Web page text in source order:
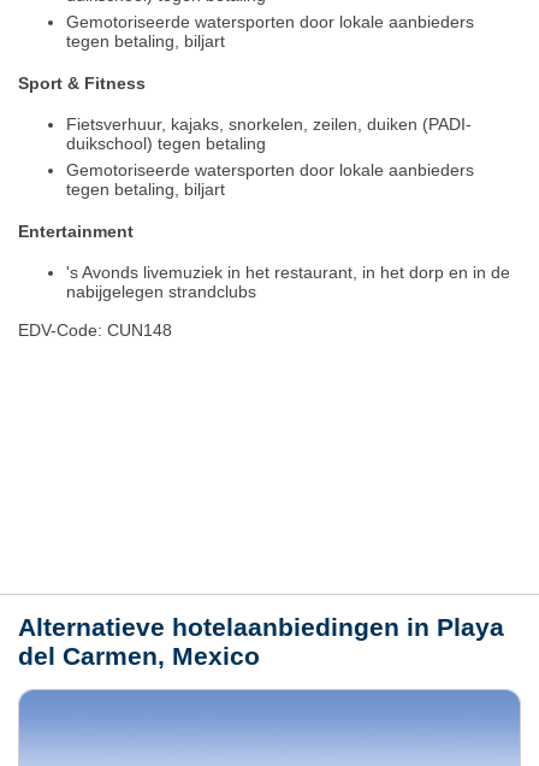
Gemotoriseerde watersporten door lokale aanbieders
tegen betaling, biljart
Sport & Fitness
Fietsverhuur, kajaks, snorkelen, zeilen, duiken (PADI-
duikschool) tegen betaling
Gemotoriseerde watersporten door lokale aanbieders
tegen betaling, biljart
Entertainment
's Avonds livemuziek in het restaurant, in het dorp en in de
nabijgelegen strandclubs
EDV-Code: CUN148
Alternatieve hotelaanbiedingen in Playa
del Carmen, Mexico